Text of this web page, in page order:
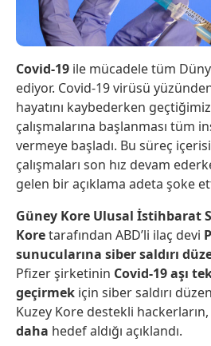
Covid-19 ile mücadele tüm
ediyor. Covid-19 virüsü
hayatını kaybederken
çalışmalarına başlanması tüm
vermeye başladı. Bu süreç
çalışmaları son hız devam
gelen bir açıklama adeta şoke
Güney Kore Ulusal İstihbarat
Koretarafından ABD’li ilaç devi
sunucularına siber saldırı
Pfizer şirketinin Covid-19 aşı
geçirmek için siber saldırı
Kuzey Kore destekli hackerların,
daha hedef aldığı açıklandı.